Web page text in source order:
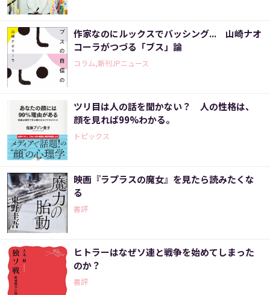
作家なのにルックスでバッシング... 山崎ナオ
コーラがつづる「ブス」論
コラム,新刊JPニュース
ツリ目は人の話を聞かない？ 人の性格は、
顔を見れば99%わかる。
トピックス
映画『ラプラスの魔女』を見たら読みたくな
る
書評
ヒトラーはなぜソ連と戦争を始めてしまった
のか？
書評